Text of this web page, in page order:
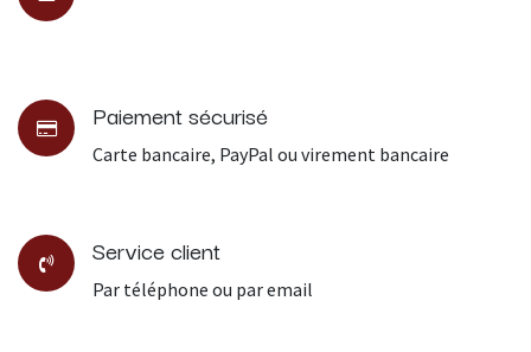
Paiement sécurisé
Carte bancaire, PayPal ou virement bancaire
Service client
Par téléphone ou par email